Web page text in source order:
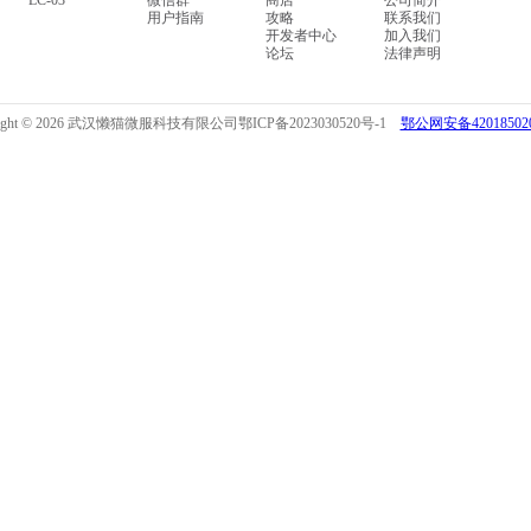
用户指南
攻略
开发者中心
论坛
联系我们
加入我们
法律声明
© 2026 武汉懒猫微服科技有限公司鄂ICP备2023030520号-1 鄂公网安备